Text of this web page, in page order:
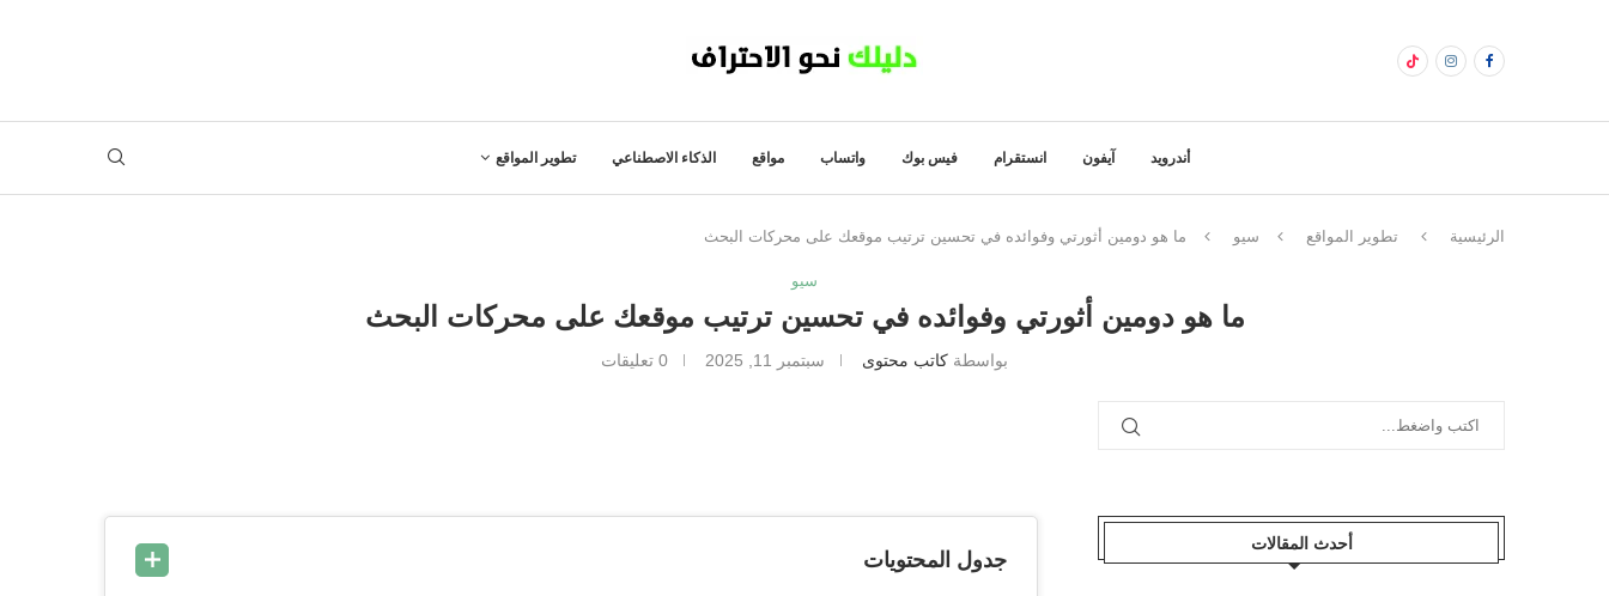
أندرويد آيفون انستقرام فيس بوك واتساب مواقع الذكاء الاصطناعي تطوير المواقع
الرئيسية تطوير المواقع سيو ما هو دومين أثورتي وفوائده في تحسين ترتيب موقعك على محركات البحث
سيو
ما هو دومين أثورتي وفوائده في تحسين ترتيب موقعك على محركات البحث
بواسطة كاتب محتوى سبتمبر 11, 2025 0 تعليقات
جدول المحتويات
أحدث المقالات